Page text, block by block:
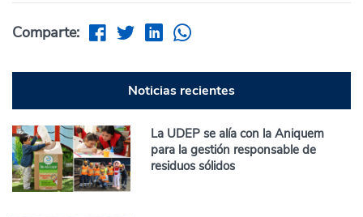
Comparte:
Noticias recientes
La UDEP se alía con la Aniquem
para la gestión responsable de
residuos sólidos